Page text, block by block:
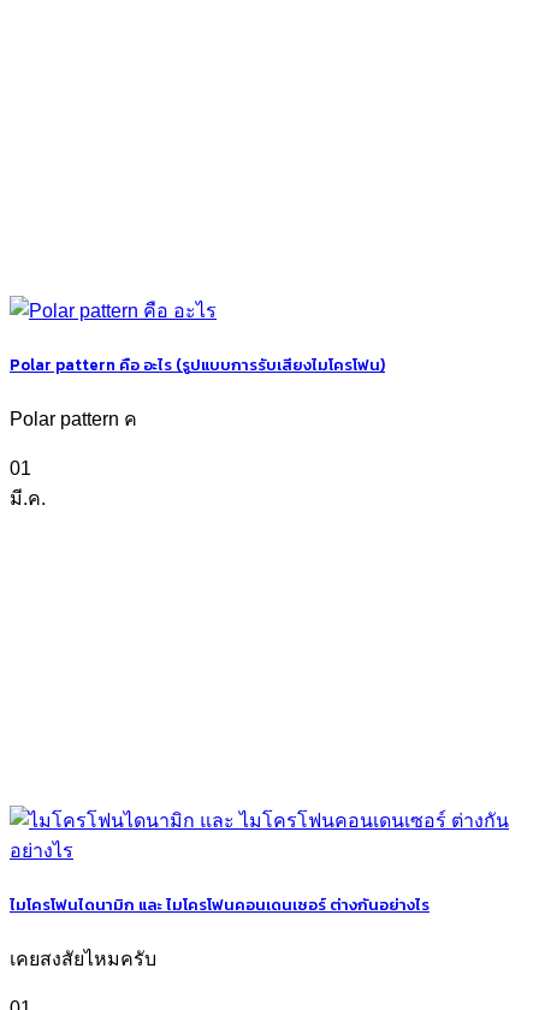
Polar pattern คือ อะไร (รูปแบบการรับเสียงไมโครโฟน)
Polar pattern ค
01
มี.ค.
ไมโครโฟนไดนามิก และ ไมโครโฟนคอนเดนเซอร์ ต่างกันอย่างไร
เคยสงสัยไหมครับ